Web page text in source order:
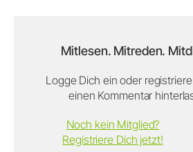
Mitlesen. Mitreden.
Logge Dich ein oder
einen Kommentar
Noch kein Mitglied?
Registriere Dich jetzt!